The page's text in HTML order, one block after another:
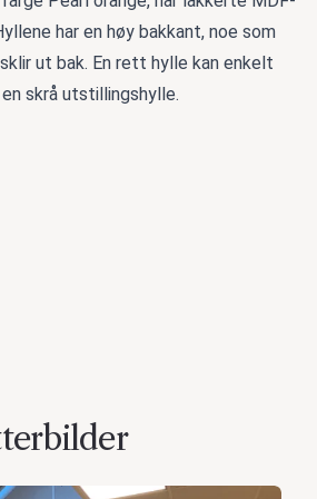
har en høy bakkant, noe som
ut bak. En rett hylle kan enkelt
skrå utstillingshylle.